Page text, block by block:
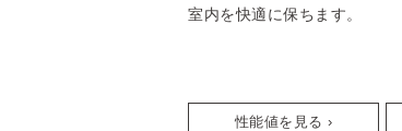
室内を快適に保ちます。
性能値を見る ›